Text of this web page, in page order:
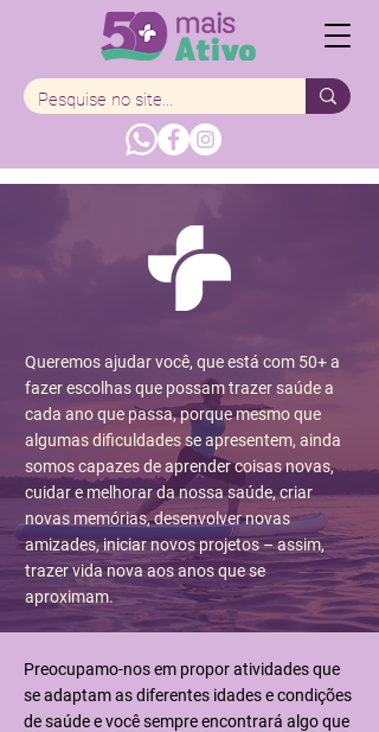
Queremos ajudar você, que está com 50+ a
fazer escolhas que possam trazer saúde a
cada ano que passa, porque mesmo que
algumas dificuldades se apresentem, ainda
somos capazes de aprender coisas novas,
cuidar e melhorar da nossa saúde, criar
novas memórias, desenvolver novas
amizades, iniciar novos projetos – assim,
trazer vida nova aos anos que se
aproximam.
Preocupamo-nos em propor atividades que
se adaptam as diferentes idades e condições
de saúde e você sempre encontrará algo que